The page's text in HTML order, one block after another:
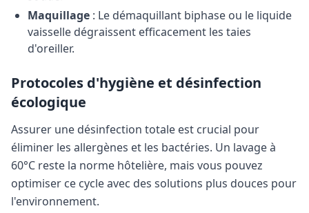
Maquillage : Le démaquillant biphase ou le liquide
vaisselle dégraissent efficacement les taies
d'oreiller.
Protocoles d'hygiène et désinfection
écologique
Assurer une désinfection totale est crucial pour
éliminer les allergènes et les bactéries. Un lavage à
60°C reste la norme hôtelière, mais vous pouvez
optimiser ce cycle avec des solutions plus douces pour
l'environnement.